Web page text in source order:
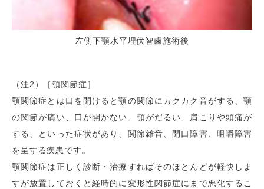
左側下顎水平埋伏智歯施術後
（注2）［顎関節症］
顎関節症とは口を開けると顎の関節にカクカク音がする、顎
の関節が痛い、口が開かない、顎がだるい、肩こりや頭痛が
する、といった症状があり、関節雑音、開口障害、咀嚼障害
を呈する疾患です。
顎関節症は正しく診断・治療すればそのほとんどが軽快しま
すが放置しておくと経時的に変形性関節症にまで悪化するこ